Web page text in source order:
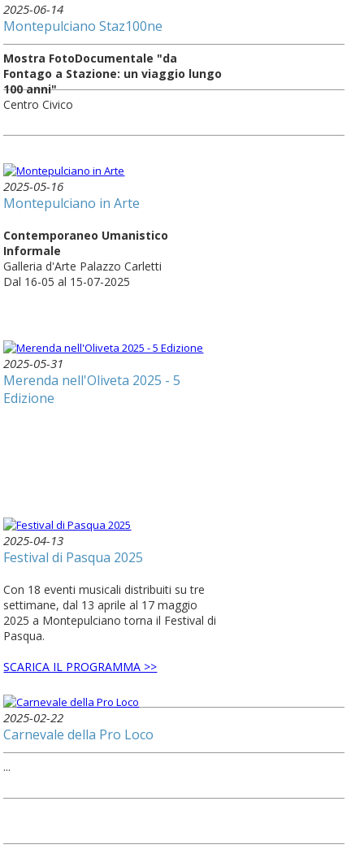
2025-06-14
Montepulciano Staz100ne
Mostra FotoDocumentale "da
Fontago a Stazione: un viaggio lungo
100 anni"
Centro Civico
2025-05-16
Montepulciano in Arte
Contemporaneo Umanistico
Informale
Galleria d'Arte Palazzo Carletti
Dal 16-05 al 15-07-2025
2025-05-31
Merenda nell'Oliveta 2025 - 5
Edizione
2025-04-13
Festival di Pasqua 2025
Con 18 eventi musicali distribuiti su tre
settimane, dal 13 aprile al 17 maggio
2025 a Montepulciano torna il Festival di
Pasqua.
SCARICA IL PROGRAMMA >>
2025-02-22
Carnevale della Pro Loco
...